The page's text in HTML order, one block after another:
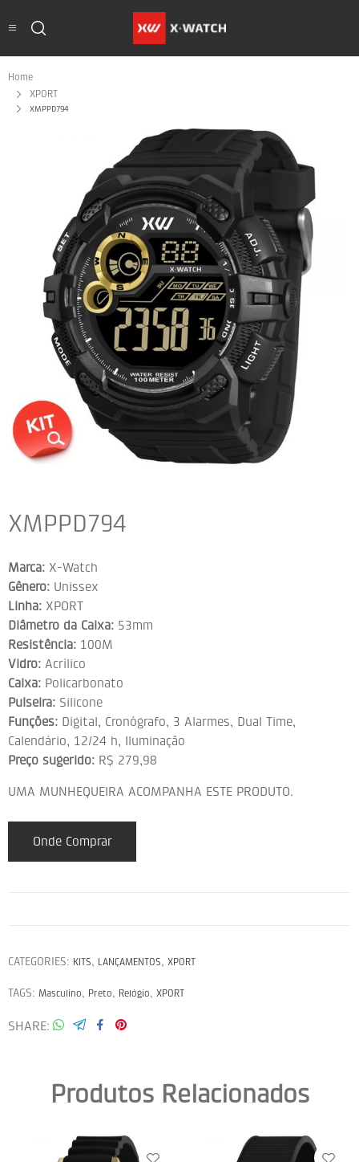
Home
XPORT
XMPPD794
XMPPD794
Marca: X-Watch
Gênero: Unissex
Linha: XPORT
Diâmetro da Caixa: 53mm
Resistência: 100M
Vidro: Acrílico
Caixa: Policarbonato
Pulseira: Silicone
Funções: Digital, Cronógrafo, 3 Alarmes, Dual Time,
Calendário, 12/24 h, Iluminação
Preço sugerido: R$ 279,98
UMA MUNHEQUEIRA ACOMPANHA ESTE PRODUTO.
Onde Comprar
CATEGORIES: KITS, LANÇAMENTOS, XPORT
TAGS: Masculino, Preto, Relógio, XPORT
SHARE
Produtos Relacionados